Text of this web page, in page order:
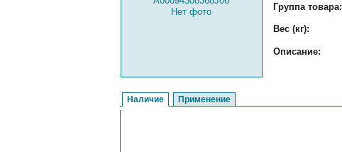
Нет фото
Группа товара:
Вес (кг):
Описание:
Наличие Применение